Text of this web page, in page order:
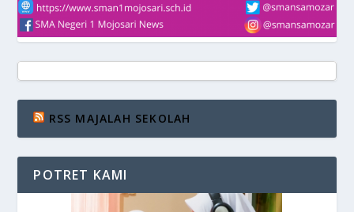
RSS MAJALAH SEKOLAH
POTRET KAMI